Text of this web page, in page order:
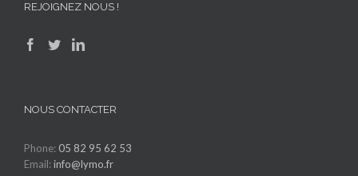
REJOIGNEZ NOUS !
NOUS CONTACTER
Phone: 05 82 95 62 53
Email:info@lymo.fr